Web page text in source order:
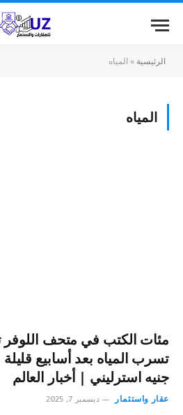
الرئيسية » المياه
المياه
مئات الكتب في متحف
جنيه استرليني | أخبار العالم
عقار واستثمار ديسمبر 7, 2025